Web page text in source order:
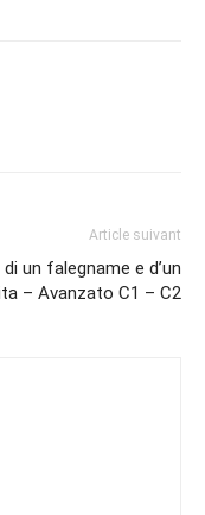
Article suivant
un falegname e d’un
– Avanzato C1 – C2